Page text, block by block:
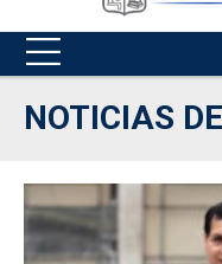
NOTICIAS